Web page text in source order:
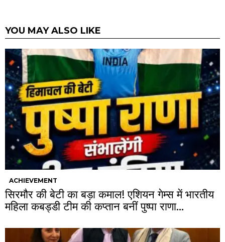
YOU MAY ALSO LIKE
ACHIEVEMENT
सिरमौर की बेटी का बड़ा कमाल! एशियन गेम्स में भारतीय
महिला कबड्डी टीम की कप्तान बनीं पुष्पा राणा…